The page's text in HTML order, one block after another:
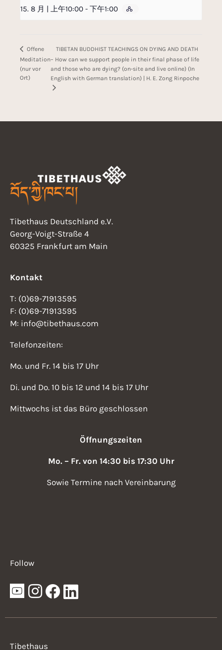
15. 8 月 | 上午10:00 - 下午1:00
Offene
Meditation
(nur vor
Ort)
TIBETAN BUDDHIST TEACHINGS ON DYING AND DEATH
– How can we support people in their final phase of life
and those who are dying? (on-site and live online) (In
English with German translation) | H. E. Zong Rinpoche
Tibethaus Deutschland e.V.
Georg-Voigt-Straße 4
60325 Frankfurt am Main
Kontakt
T: (0)69-71913595
F: (0)69-71913595
M: info@tibethaus.com
Telefonzeiten:
Mo. und Fr. 14 bis 17 Uhr
Di. und Do. 10 bis 12 und 14 bis 17 Uhr
Mittwochs ist das Büro geschlossen
Öffnungszeiten
Mo. – Fr. von 14:30 bis 17:30 Uhr
Sowie Termine nach Vereinbarung
Follow
Tibethaus